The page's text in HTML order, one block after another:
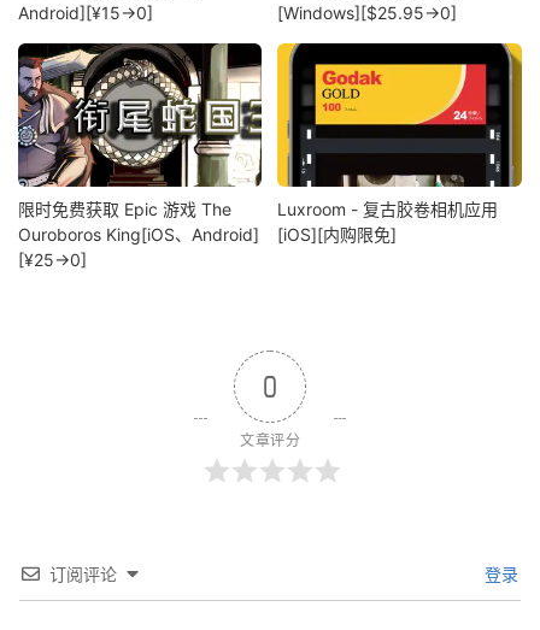
Android][¥15→0]
[Windows][$25.95→0]
限时免费获取 Epic 游戏 The
Ouroboros King[iOS、Android]
[¥25→0]
Luxroom - 复古胶卷相机应用
[iOS][内购限免]
0
文章评分
订阅评论 登录